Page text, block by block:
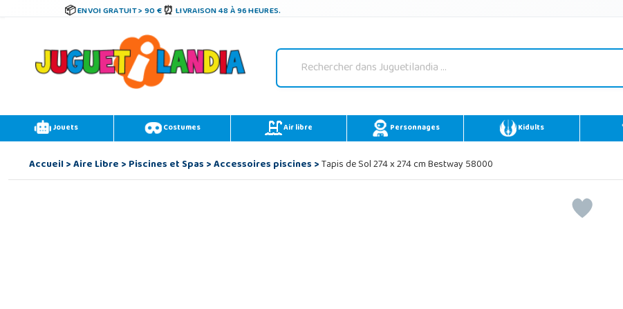
ENVOI GRATUIT > 90 € LIVRAISON 48 À 96 HEURES.
Jouets Costumes Air libre Personnages Kidults
Accueil>Aire Libre>Piscines et Spas>Accessoires piscines>Tapis de Sol 274 x 274 cm Bestway 58000